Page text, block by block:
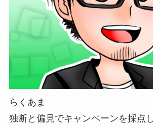
らくあま
独断と偏見でキャンペーンを採点し